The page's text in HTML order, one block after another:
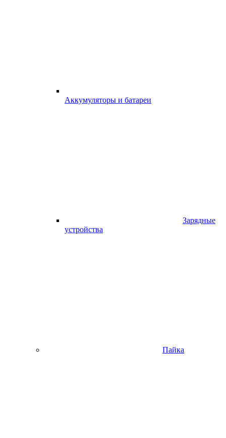
Аккумуляторы и батареи
Зарядные
устройства
Пайка